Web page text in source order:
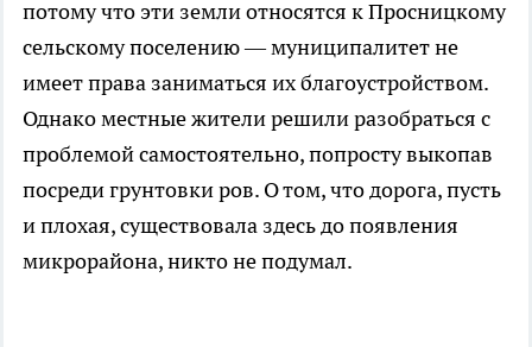
потому что эти земли относятся к Просницкому
сельскому поселению — муниципалитет не
имеет права заниматься их благоустройством.
Однако местные жители решили разобраться с
проблемой самостоятельно, попросту выкопав
посреди грунтовки ров. О том, что дорога, пусть
и плохая, существовала здесь до появления
микрорайона, никто не подумал.